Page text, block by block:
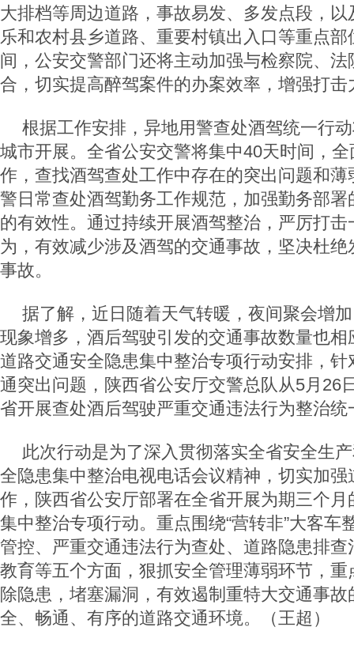
大排档等周边道路，事故易发、多发点段，
乐和农村县乡道路、重要村镇出入口等重点
间，公安交警部门还将主动加强与检察院、
合，切实提高醉驾案件的办案效率，增强打击
根据工作安排，异地用警查处酒驾统一行
城市开展。全省公安交警将集中40天时间，
作，查找酒驾查处工作中存在的突出问题和
警日常查处酒驾勤务工作规范，加强勤务部
的有效性。通过持续开展酒驾整治，严厉打
为，有效减少涉及酒驾的交通事故，坚决杜
事故。
据了解，近日随着天气转暖，夜间聚会增
现象增多，酒后驾驶引发的交通事故数量也
道路交通安全隐患集中整治专项行动安排，
通突出问题，陕西省公安厅交警总队从5月26
省开展查处酒后驾驶严重交通违法行为整治统
此次行动是为了深入贯彻落实全省安全生
全隐患集中整治电视电话会议精神，切实加
作，陕西省公安厅部署在全省开展为期三个
集中整治专项行动。重点围绕“营转非”大客车
管控、严重交通违法行为查处、道路隐患排
教育等五个方面，狠抓安全管理薄弱环节，
除隐患，堵塞漏洞，有效遏制重特大交通事
全、畅通、有序的道路交通环境。（王超）